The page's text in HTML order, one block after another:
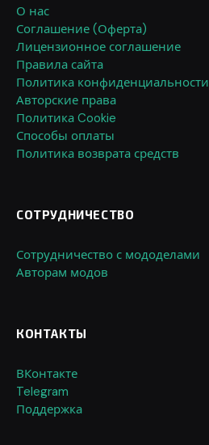
О нас
Соглашение (Оферта)
Лицензионное соглашение
Правила сайта
Политика конфиденциальности
Авторские права
Политика Cookie
Способы оплаты
Политика возврата средств
СОТРУДНИЧЕСТВО
Сотрудничество с мододелами
Авторам модов
КОНТАКТЫ
ВКонтакте
Telegram
Поддержка